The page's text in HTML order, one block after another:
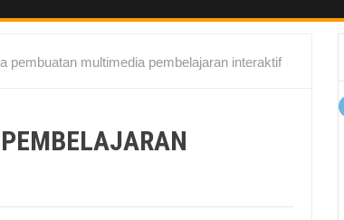
pembuatan multimedia pembelajaran interaktif